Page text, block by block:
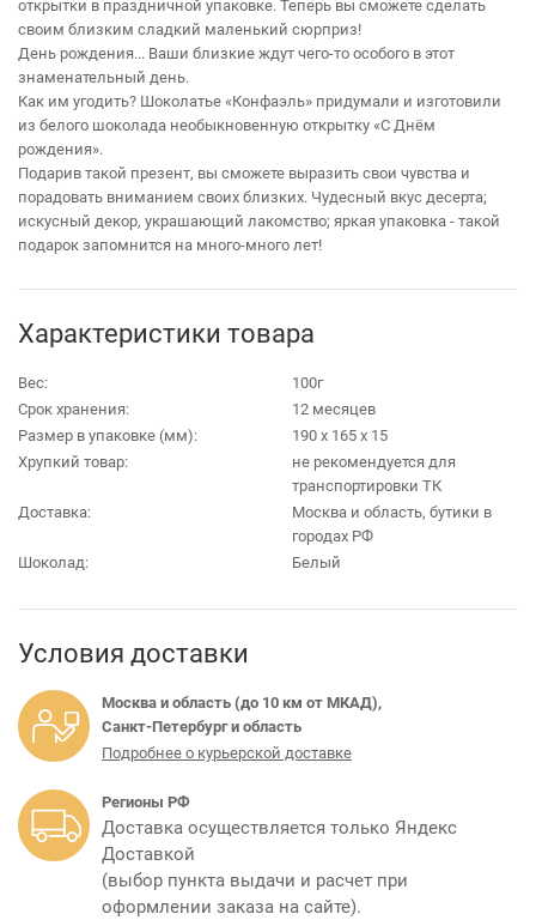
открытки в праздничной упаковке. Теперь вы сможете сделать
своим близким сладкий маленький сюрприз!
День рождения... Ваши близкие ждут чего-то особого в этот
знаменательный день.
Как им угодить? Шоколатье «Конфаэль» придумали и изготовили
из белого шоколада необыкновенную открытку «С Днём
рождения».
Подарив такой презент, вы сможете выразить свои чувства и
порадовать вниманием своих близких. Чудесный вкус десерта;
искусный декор, украшающий лакомство; яркая упаковка - такой
подарок запомнится на много-много лет!
Характеристики товара
Вес:
100г
Срок хранения:
12 месяцев
Размер в упаковке (мм):
190 х 165 х 15
Хрупкий товар:
не рекомендуется для
транспортировки ТК
Доставка:
Москва и область, бутики в
городах РФ
Шоколад:
Белый
Условия доставки
Москва и область (до 10 км от МКАД),
Санкт-Петербург и область
Подробнее о курьерской доставке
Регионы РФ
Доставка осуществляется только Яндекс
Доставкой
(выбор пункта выдачи и расчет при
оформлении заказа на сайте).